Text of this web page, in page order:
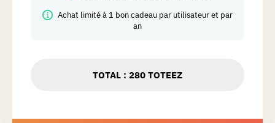
Achat limité à 1 bon cadeau par utilisateur et par
an
TOTAL : 280 TOTEEZ